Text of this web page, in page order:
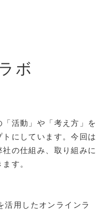
ボ
活動」や「考え方」を
にしています。今回は
社の仕組み、取り組みに
す。
活用したオンラインラ